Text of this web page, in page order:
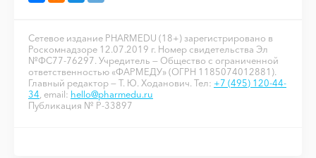
Сетевое издание PHARMEDU (18+) зарегистрировано в
Роскомнадзоре 12.07.2019 г. Номер свидетельства Эл
№ФС77-76297. Учредитель — Общество с ограниченной
ответственностью «ФАРМЕДУ» (ОГРН 1185074012881).
Главный редактор — Т. Ю. Ходанович. Тел: +7 (495) 120-44-
34 , email: hello@pharmedu.ru
Публикация № P-33897